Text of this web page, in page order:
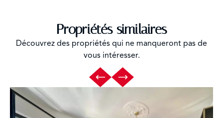
Propriétés similaires
Découvrez des propriétés qui ne manqueront pas de
vous intéresser.